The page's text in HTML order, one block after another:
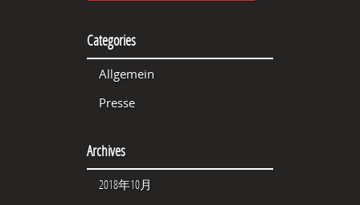
Categories
Allgemein
Presse
Archives
2018年10月